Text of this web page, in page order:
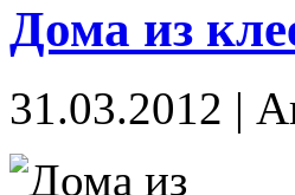
Дома из
31.03.2012 |